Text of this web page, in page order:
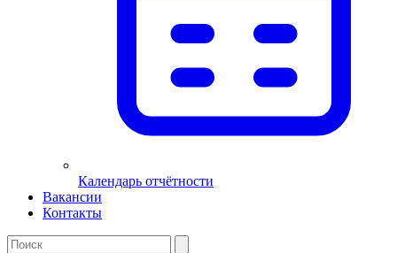
Календарь отчётности
Вакансии
Контакты